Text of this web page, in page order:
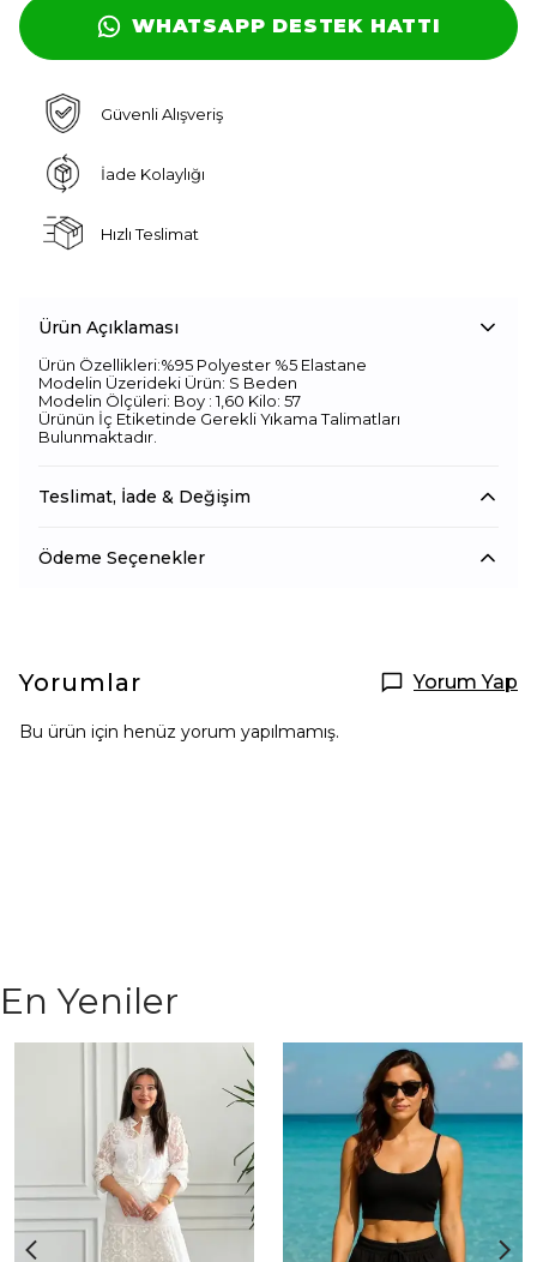
WHATSAPP DESTEK HATTI
Güvenli Alışveriş
İade Kolaylığı
Hızlı Teslimat
Ürün Açıklaması
Ürün Özellikleri:%95 Polyester %5 Elastane
Modelin Üzerideki Ürün: S Beden
Modelin Ölçüleri: Boy : 1,60 Kilo: 57
Ürünün İç Etiketinde Gerekli Yıkama Talimatları
Bulunmaktadır.
Teslimat, İade & Değişim
Ödeme Seçenekler
Yorumlar Yorum Yap
Bu ürün için henüz yorum yapılmamış.
En Yeniler